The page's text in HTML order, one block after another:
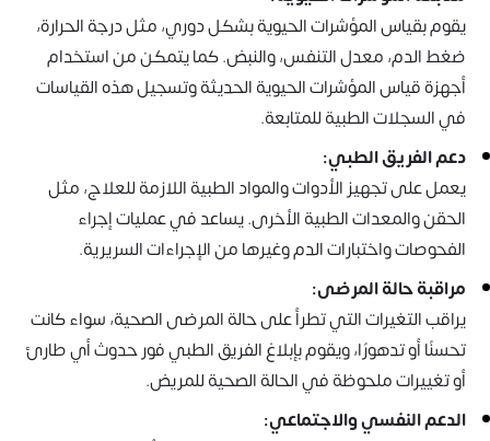
يقوم بقياس المؤشرات الحيوية بشكل دوري، مثل درجة الحرارة،
ضغط الدم، معدل التنفس، والنبض. كما يتمكن من استخدام
أجهزة قياس المؤشرات الحيوية الحديثة وتسجيل هذه القياسات
في السجلات الطبية للمتابعة.
دعم الفريق الطبي:
يعمل على تجهيز الأدوات والمواد الطبية اللازمة للعلاج، مثل
الحقن والمعدات الطبية الأخرى. يساعد في عمليات إجراء
الفحوصات واختبارات الدم وغيرها من الإجراءات السريرية.
مراقبة حالة المرضى:
يراقب التغيرات التي تطرأ على حالة المرضى الصحية، سواء كانت
تحسنًا أو تدهورًا، ويقوم بإبلاغ الفريق الطبي فور حدوث أي طارئ
أو تغييرات ملحوظة في الحالة الصحية للمريض.
الدعم النفسي والاجتماعي: